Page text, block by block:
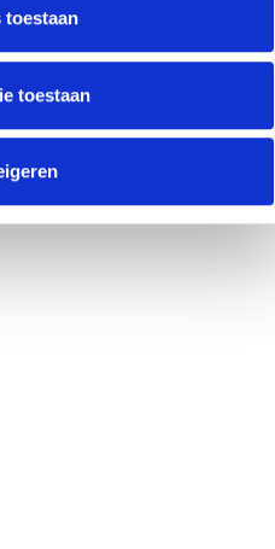
toestaan
toestaan